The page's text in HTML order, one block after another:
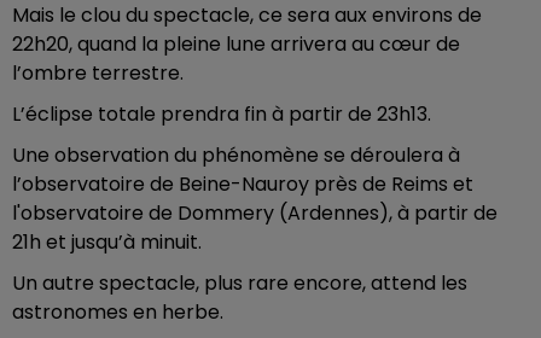
Mais le clou du spectacle, ce sera aux environs de
22h20, quand la pleine lune arrivera au cœur de
l’ombre terrestre.
L’éclipse totale prendra fin à partir de 23h13.
Une observation du phénomène se déroulera à
l’observatoire de Beine-Nauroy près de Reims et
l'observatoire de Dommery (Ardennes), à partir de
21h et jusqu’à minuit.
Un autre spectacle, plus rare encore, attend les
astronomes en herbe.